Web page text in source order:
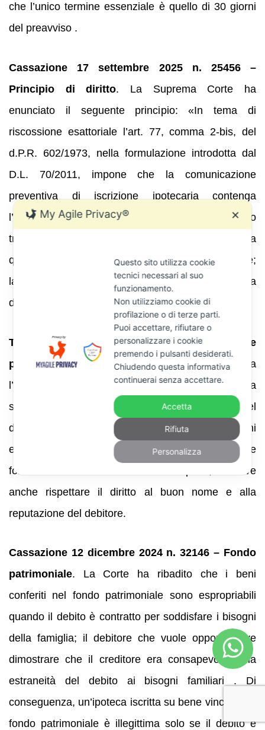
che l’unico termine essenziale è quello di 30 giorni
del preavviso .
Cassazione 17 settembre 2025 n. 25456 –
Principio di diritto. La Suprema Corte ha
enunciato il seguente principio: «In tema di
riscossione esattoriale l’art. 77, comma 2‑bis, del
d.P.R. 602/1973, nella formulazione introdotta dal
D.L. 70/2011, impone che la comunicazione
preventiva di iscrizione ipotecaria contenga
l’indicazione del titolo e dell’entità del credito
tributario ma
, la
quale è necessaria solo al momento dell’iscrizione;
la mancata indicazione non lede il diritto di difesa
del contribuente» .
Tribunale di Pisa (ordinanza 2016) e altre
pronunce di merito
. Hanno considerato illegittima
l’iscrizione ipotecaria quando il titolo esecutivo era
sospeso e hanno riconosciuto il risarcimento del
danno morale e patrimoniale . Queste decisioni
evidenziano che l’iscrizione non solo deve essere
fondata su un credito certo e non sospeso, ma deve
anche rispettare il diritto al buon nome e alla
reputazione del debitore.
Cassazione 12 dicembre 2024 n. 32146 – Fondo
patrimoniale. La Corte ha ribadito che i beni
conferiti nel fondo patrimoniale sono espropriabili
quando il debito è contratto per soddisfare i bisogni
della famiglia; il debitore che vuole opporsi deve
dimostrare che il creditore era consapevole della
estraneità del debito ai bisogni familiari . Di
conseguenza, un’ipoteca iscritta su bene vincolato a
fondo patrimoniale è illegittima solo se il debito è
My Agile Privacy® ✕
Questo sito utilizza cookie
tecnici necessari al suo
funzionamento.
Non utilizziamo cookie di
profilazione o di terze parti.
Puoi accettare, rifiutare o
personalizzare i cookie
premendo i pulsanti desiderati.
Chiudendo questa informativa
continuerai senza accettare.
Accetta
Rifiuta
Personalizza